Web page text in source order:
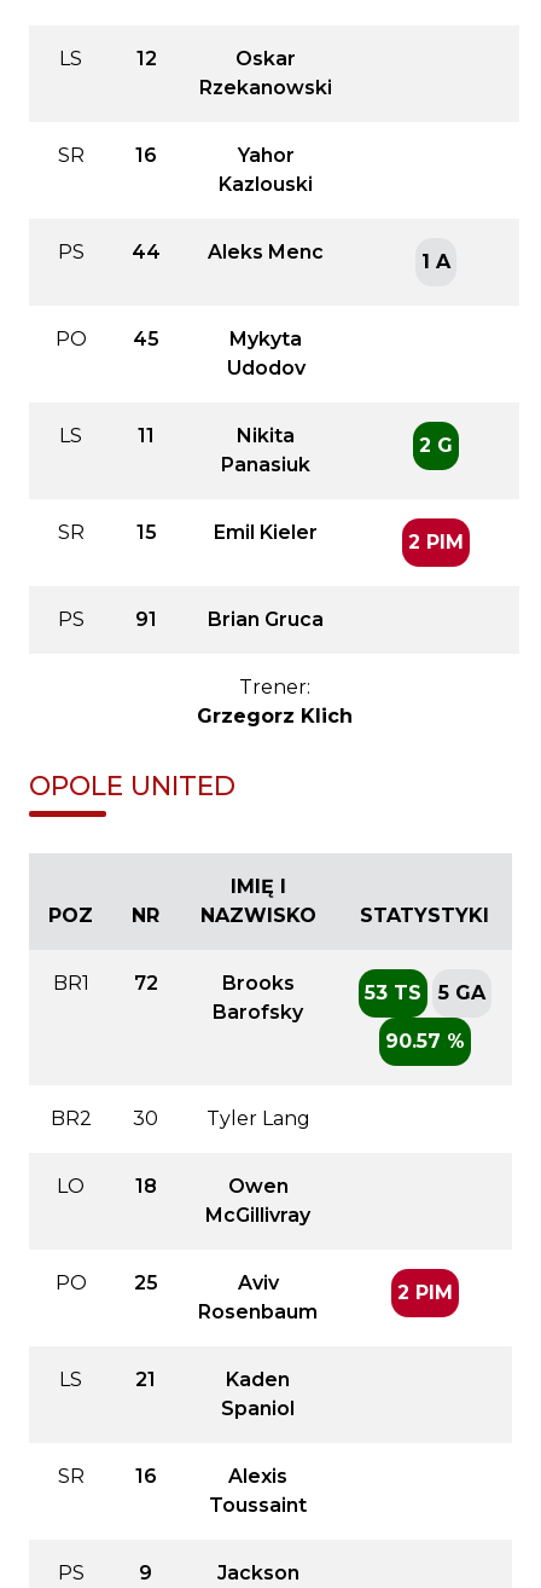
LS 12
Oskar
Rzekanowski
SR 16
Yahor
Kazlouski
PS 44 Aleks Menc 1 A
PO 45
Mykyta
Udodov
LS 11
Nikita
Panasiuk
2 G
SR 15 Emil Kieler 2 PIM
PS 91 Brian Gruca
Trener:
Grzegorz Klich
OPOLE UNITED
POZ NR
IMIĘ I
NAZWISKO
STATYSTYKI
BR1 72
Brooks
Barofsky
53 TS 5 GA
90.57 %
BR2 30 Tyler Lang
LO 18
Owen
McGillivray
PO 25
Aviv
Rosenbaum
2 PIM
LS 21
Kaden
Spaniol
SR 16
Alexis
Toussaint
PS 9 Jackson